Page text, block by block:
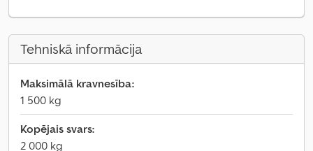
Tehniskā informācija
Maksimālā kravnesība:
1 500 kg
Kopējais svars:
2 000 kg